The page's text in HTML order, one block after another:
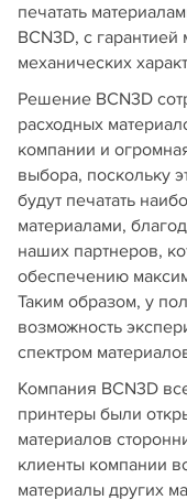
печатать
BCN3D, с
механических
Решение BCN3D
расходных
компании и
выбора, поскольку
будут печатать
материалами,
наших партнеров,
обеспечению
Таким образом, у
возможность
спектром
Компания BCN3D
принтеры были
материалов
клиенты компании
материалы других